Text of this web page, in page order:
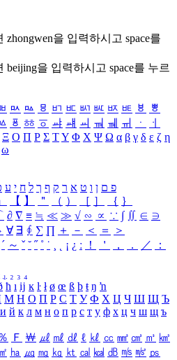
zhongwen을 입력하시고 space를
beijing을 입력하시고 space를 누르
ㅯ ㅰ ㅱ ㅲ ㅳ ㅴ ㅵ ㅶ ㅷ ㅸ
ㅹ
ㆄ ㆅ ㆆ ㆇ ㆈ ㆉ ㆊ ㆋ ㆌ ㆍ
ㆎ
Ξ Ο Π Ρ Σ ΤΥ Φ Χ Ψ Ω α β γ δ ε ζ η
ω
פ ם ן ו ט א ר ק ף ך ל ח י ע
【 】 ＂ （ ） ［ ］ ｛ ｝
∂ ∇ ≡ ≒ ≪ ≫ √ ∽ ∝ ∵ ∫ ∬ ∈ ∋
∀ ∃ ∮ ∑ ∏ ＋ － ＜ ＝
＞
´ ～ ˇ ˘ ˝ ˚ ˙ ¸ ¡ ¿ ː ！ ＇ ， ． ／
：
₁ ₂ ₃ ₄
ħ ı ĳ ĸ ŀ ł ø œ ß þ ŧ ŋ ŉ
М Н О П Р С Т У Ф Х Ц Ч Ш Щ Ъ
и й к л м н о п р с т у ф х ц ч ш щ ъ
％ Ｆ ￦ ㎕ ㎖ ㎗ ℓ ㎘ ㏄ ㎣ ㎤ ㎥ ㎦
㏊ ㎍ ㎎ ㎏ ㏏ ㎈ ㎉ ㏈ ㎧ ㎨ ㎰